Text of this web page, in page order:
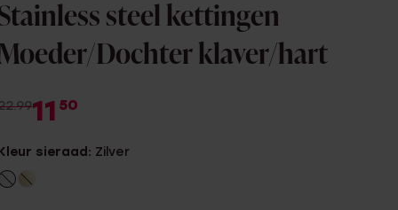
steel kettingen
Dochter klaver/hart
11 50
sieraad: Zilver